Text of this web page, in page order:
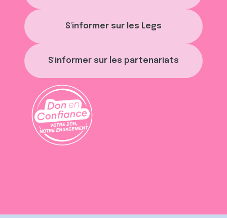
S'informer sur les Legs
S'informer sur les partenariats